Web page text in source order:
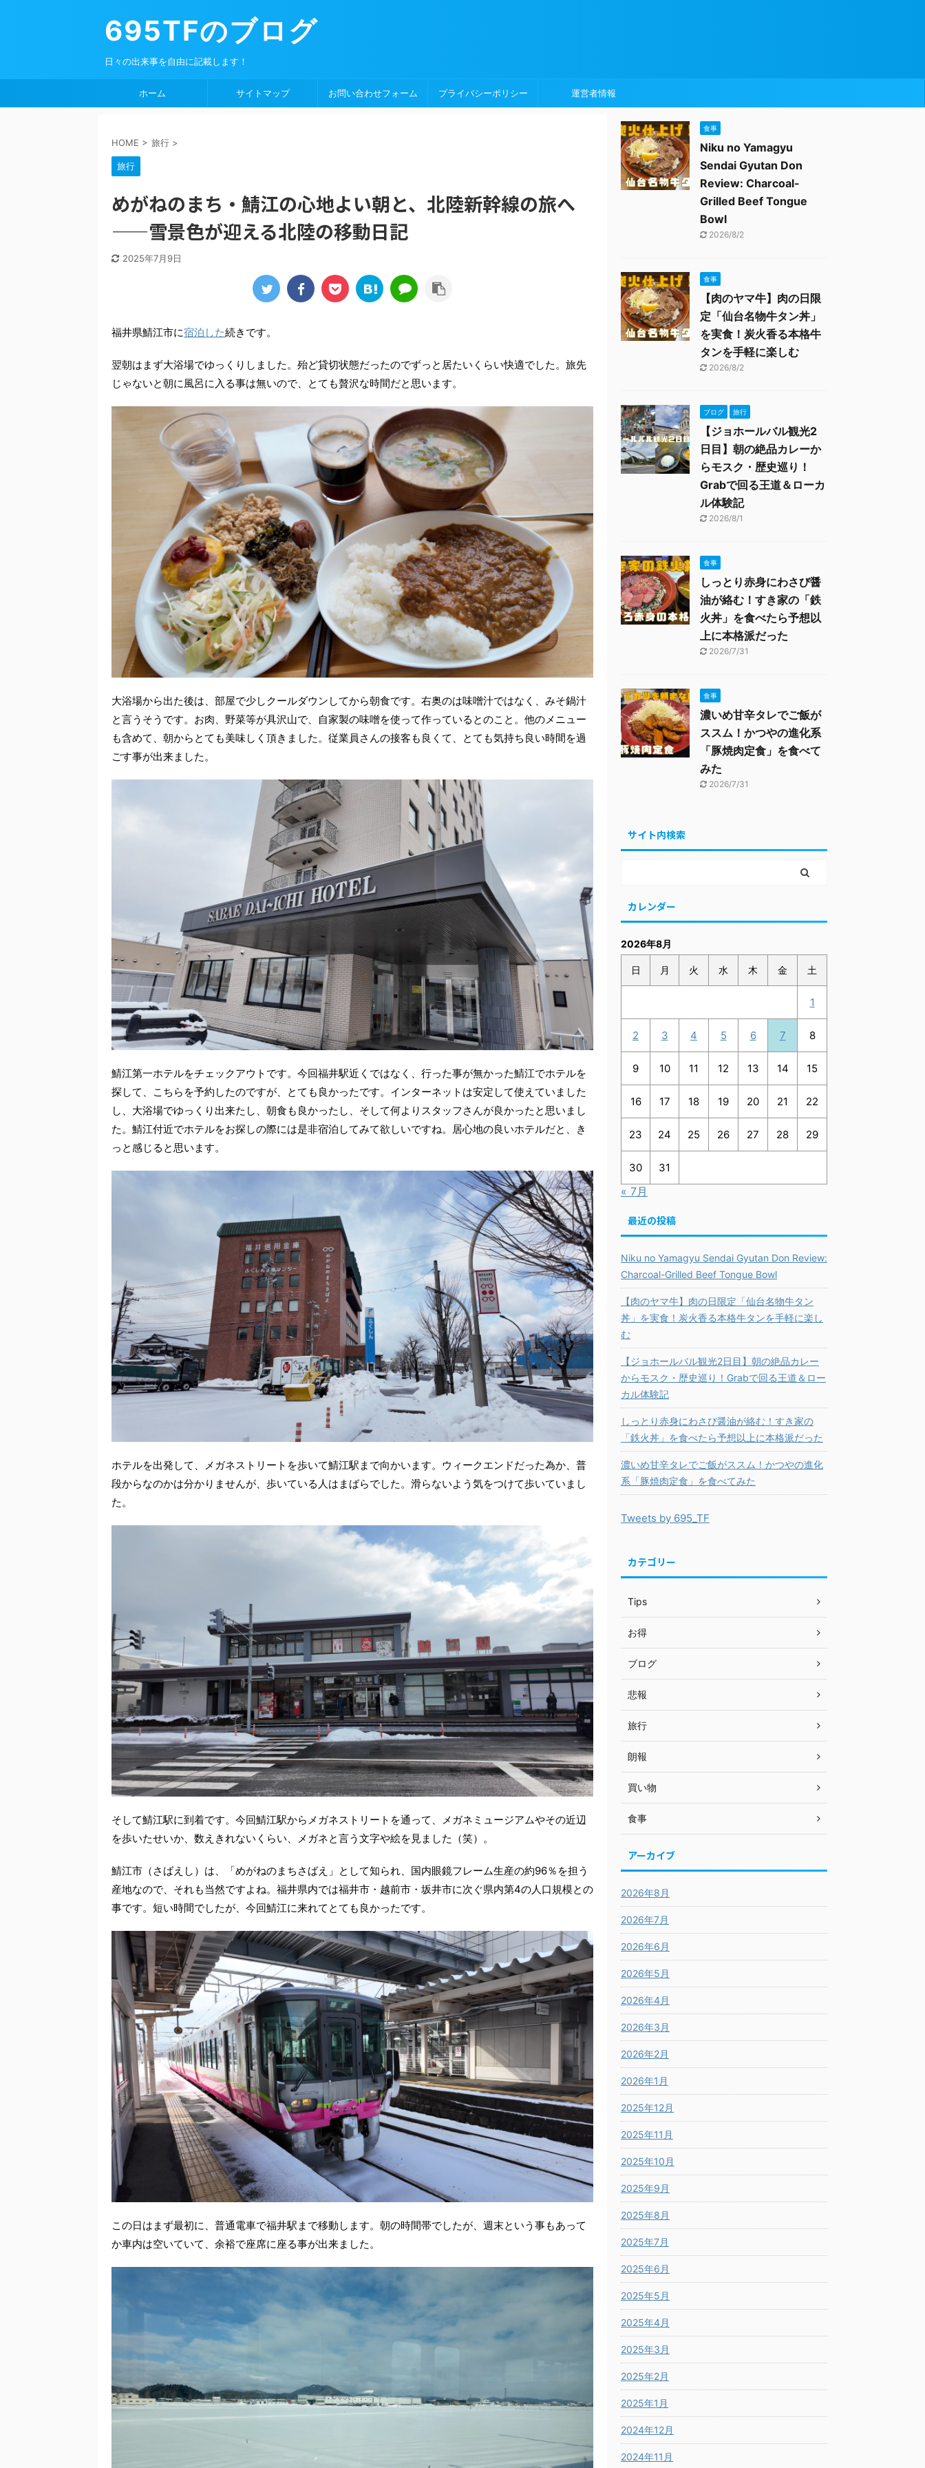
695TFのブログ
日々の出来事を自由に記載します！
ホーム サイトマップ お問い合わせフォーム プライバシーポリシー 運営者情報
HOME > 旅行 >
旅行
めがねのまち・鯖江の心地よい朝と、北陸新幹線の旅へ
——雪景色が迎える北陸の移動日記
2025年7月9日
福井県鯖江市に宿泊した続きです。
翌朝はまず大浴場でゆっくりしました。殆ど貸切状態だったのでずっと居たいくらい快適でした。旅先
じゃないと朝に風呂に入る事は無いので、とても贅沢な時間だと思います。
大浴場から出た後は、部屋で少しクールダウンしてから朝食です。右奥のは味噌汁ではなく、みそ鍋汁
と言うそうです。お肉、野菜等が具沢山で、自家製の味噌を使って作っているとのこと。他のメニュー
も含めて、朝からとても美味しく頂きました。従業員さんの接客も良くて、とても気持ち良い時間を過
ごす事が出来ました。
鯖江第一ホテルをチェックアウトです。今回福井駅近くではなく、行った事が無かった鯖江でホテルを
探して、こちらを予約したのですが、とても良かったです。インターネットは安定して使えていました
し、大浴場でゆっくり出来たし、朝食も良かったし、そして何よりスタッフさんが良かったと思いまし
た。鯖江付近でホテルをお探しの際には是非宿泊してみて欲しいですね。居心地の良いホテルだと、き
っと感じると思います。
ホテルを出発して、メガネストリートを歩いて鯖江駅まで向かいます。ウィークエンドだった為か、普
段からなのかは分かりませんが、歩いている人はまばらでした。滑らないよう気をつけて歩いていまし
た。
そして鯖江駅に到着です。今回鯖江駅からメガネストリートを通って、メガネミュージアムやその近辺
を歩いたせいか、数えきれないくらい、メガネと言う文字や絵を見ました（笑）。
鯖江市（さばえし）は、「めがねのまちさばえ」として知られ、国内眼鏡フレーム生産の約96％を担う
産地なので、それも当然ですよね。福井県内では福井市・越前市・坂井市に次ぐ県内第4の人口規模との
事です。短い時間でしたが、今回鯖江に来れてとても良かったです。
この日はまず最初に、普通電車で福井駅まで移動します。朝の時間帯でしたが、週末という事もあって
か車内は空いていて、余裕で座席に座る事が出来ました。
食事
Niku no Yamagyu
Sendai Gyutan Don
Review: Charcoal-
Grilled Beef Tongue
Bowl
2026/8/2
食事
【肉のヤマ牛】肉の日限
定「仙台名物牛タン丼」
を実食！炭火香る本格牛
タンを手軽に楽しむ
2026/8/2
ブログ 旅行
【ジョホールバル観光2
日目】朝の絶品カレーか
らモスク・歴史巡り！
Grabで回る王道＆ローカ
ル体験記
2026/8/1
食事
しっとり赤身にわさび醤
油が絡む！すき家の「鉄
火丼」を食べたら予想以
上に本格派だった
2026/7/31
食事
濃いめ甘辛タレでご飯が
ススム！かつやの進化系
「豚焼肉定食」を食べて
みた
2026/7/31
サイト内検索
カレンダー
2026年8月
日 月 火 水 木 金 土
1
2 3 4 5 6 7 8
9 10 11 12 13 14 15
16 17 18 19 20 21 22
23 24 25 26 27 28 29
30 31
« 7月
最近の投稿
Niku no Yamagyu Sendai Gyutan Don Review:
Charcoal-Grilled Beef Tongue Bowl
【肉のヤマ牛】肉の日限定「仙台名物牛タン
丼」を実食！炭火香る本格牛タンを手軽に楽し
む
【ジョホールバル観光2日目】朝の絶品カレー
からモスク・歴史巡り！Grabで回る王道＆ロー
カル体験記
しっとり赤身にわさび醤油が絡む！すき家の
「鉄火丼」を食べたら予想以上に本格派だった
濃いめ甘辛タレでご飯がススム！かつやの進化
系「豚焼肉定食」を食べてみた
Tweets by 695_TF
カテゴリー
Tips
お得
ブログ
悲報
旅行
朗報
買い物
食事
アーカイブ
2026年8月
2026年7月
2026年6月
2026年5月
2026年4月
2026年3月
2026年2月
2026年1月
2025年12月
2025年11月
2025年10月
2025年9月
2025年8月
2025年7月
2025年6月
2025年5月
2025年4月
2025年3月
2025年2月
2025年1月
2024年12月
2024年11月